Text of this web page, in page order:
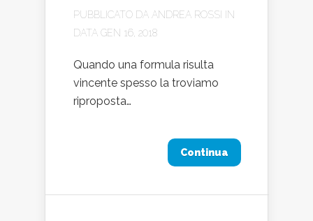
PUBBLICATO DA ANDREA ROSSI
IN
DATA GEN 16, 2018
Quando una formula risulta
vincente spesso la troviamo
riproposta…
Continua